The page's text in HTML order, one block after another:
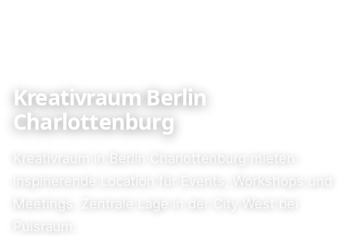
Kreativraum Berlin
Charlottenburg
Kreativraum in Berlin Charlottenburg mieten:
inspirierende Location für Events, Workshops und
Meetings. Zentrale Lage in der City West bei
Pulsraum.